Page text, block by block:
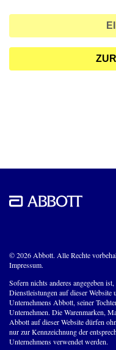
© 2026 Abbott. Alle Rechte
Impressum.
Sofern nichts anderes angegeben
Dienstleistungen auf dieser Website
Unternehmens Abbott, seiner
Unternehmen. Die Warenmarken,
Abbott auf dieser Website dürfen
nur zur Kennzeichnung der
Unternehmens verwendet werden.